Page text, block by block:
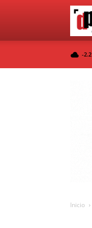
-2.2
Inicio